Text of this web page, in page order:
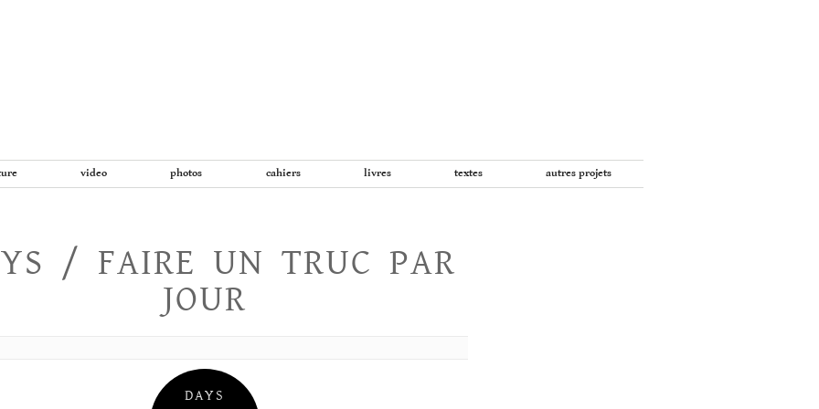
video photos cahiers livres textes autres projets
/ FAIRE UN TRUC PAR
JOUR
DAYS